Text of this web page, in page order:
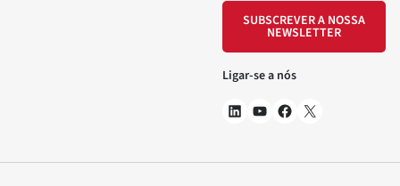
SUBSCREVER A NOSSA
NEWSLETTER
Ligar-se a nós